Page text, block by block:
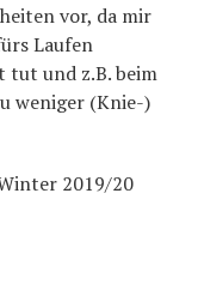
vor, da mir
Laufen
tut und z.B. beim
weniger (Knie-)
2019/20